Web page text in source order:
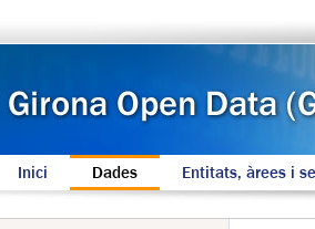
Inici Dades Entitats, àrees i